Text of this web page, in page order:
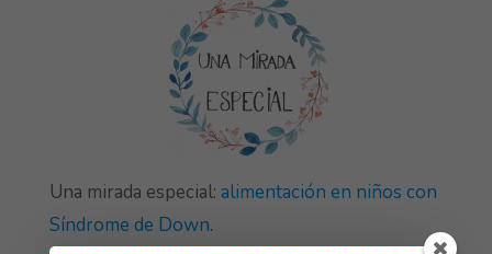
Una mirada especial: alimentación en niños con
Síndrome de Down.